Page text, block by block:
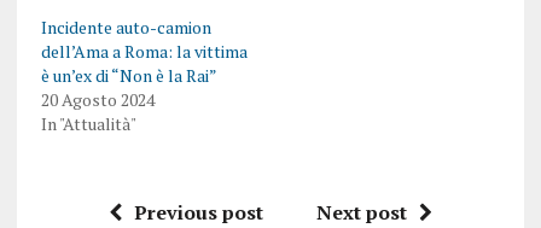
Incidente auto-camion
dell’Ama a Roma: la vittima
è un’ex di “Non è la Rai”
20 Agosto 2024
In "Attualità"
Previous post Next post